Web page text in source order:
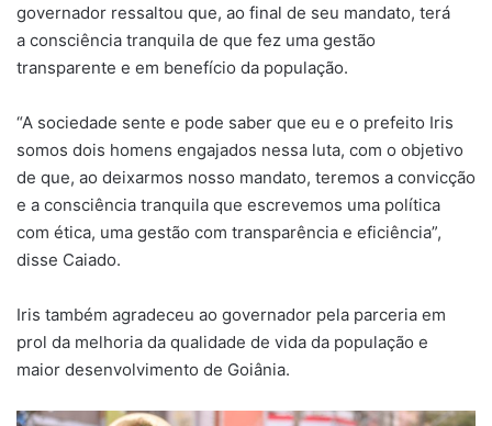
governador ressaltou que, ao final de seu mandato, terá
a consciência tranquila de que fez uma gestão
transparente e em benefício da população.
“A sociedade sente e pode saber que eu e o prefeito Iris
somos dois homens engajados nessa luta, com o objetivo
de que, ao deixarmos nosso mandato, teremos a convicção
e a consciência tranquila que escrevemos uma política
com ética, uma gestão com transparência e eficiência”,
disse Caiado.
Iris também agradeceu ao governador pela parceria em
prol da melhoria da qualidade de vida da população e
maior desenvolvimento de Goiânia.